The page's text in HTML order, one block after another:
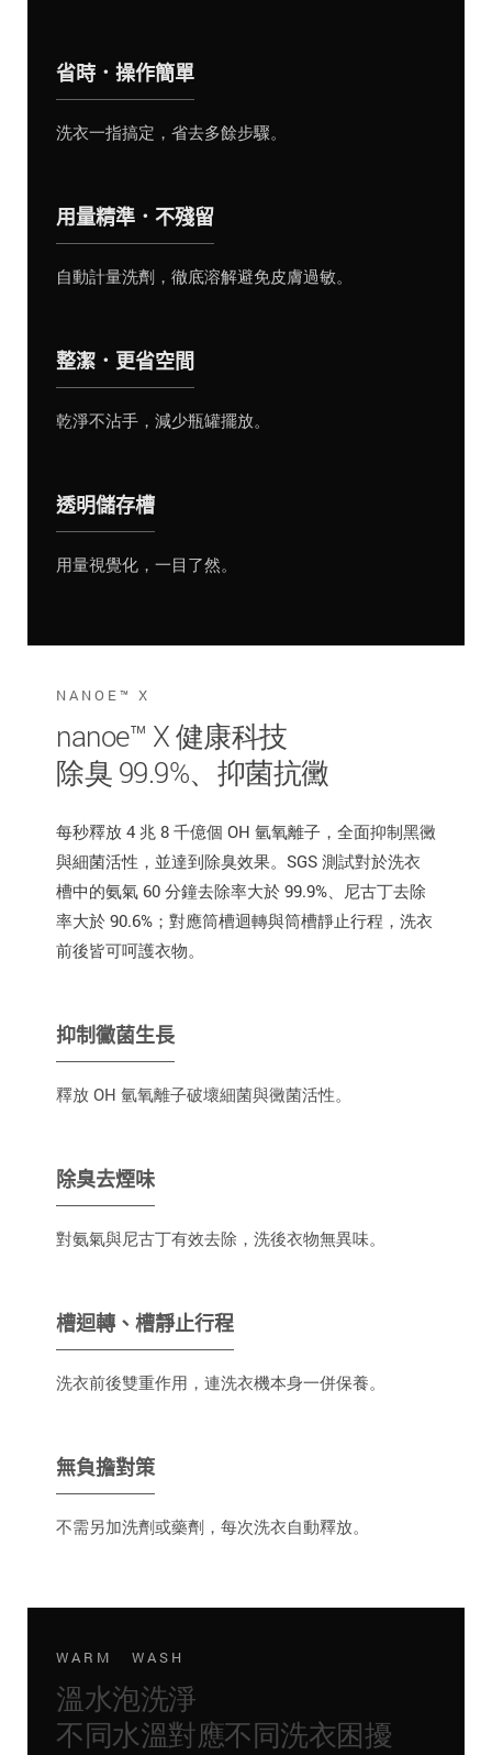
省時．操作簡單
洗衣一指搞定，省去多餘步驟。
用量精準．不殘留
自動計量洗劑，徹底溶解避免皮膚過敏。
整潔．更省空間
乾淨不沾手，減少瓶罐擺放。
透明儲存槽
用量視覺化，一目了然。
NANOE™ X
nanoe™ X 健康科技
除臭 99.9%、抑菌抗黴
每秒釋放 4 兆 8 千億個 OH 氫氧離子，全面抑制黑黴
與細菌活性，並達到除臭效果。SGS 測試對於洗衣
槽中的氨氣 60 分鐘去除率大於 99.9%、尼古丁去除
率大於 90.6%；對應筒槽迴轉與筒槽靜止行程，洗衣
前後皆可呵護衣物。
抑制黴菌生長
釋放 OH 氫氧離子破壞細菌與黴菌活性。
除臭去煙味
對氨氣與尼古丁有效去除，洗後衣物無異味。
槽迴轉、槽靜止行程
洗衣前後雙重作用，連洗衣機本身一併保養。
無負擔對策
不需另加洗劑或藥劑，每次洗衣自動釋放。
WARM WASH
溫水泡洗淨
不同水溫對應不同洗衣困擾